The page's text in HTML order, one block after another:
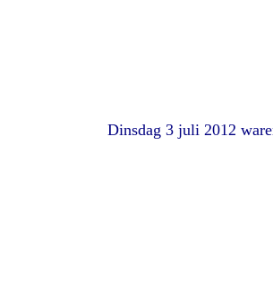
Dinsdag 3 juli 2012